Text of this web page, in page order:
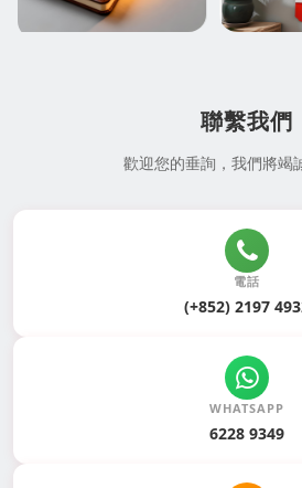
聯繫我們
歡迎您的垂詢，我們將竭
電話
(+852) 2197
WHATSAPP
6228 9349